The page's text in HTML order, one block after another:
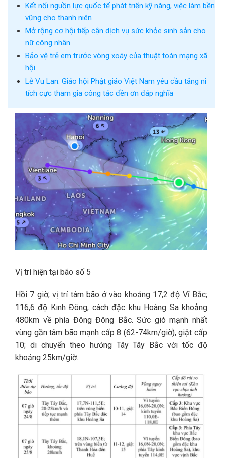
Kết nối nguồn lực quốc tế phát triển kỹ năng, việc làm bền
vững cho thanh niên
Mở rộng cơ hội tiếp cận dịch vụ sức khỏe sinh sản cho
nữ công nhân
Bảo vệ trẻ em trước vòng xoáy của thuật toán mạng xã
hội
Lễ Vu Lan: Giáo hội Phật giáo Việt Nam yêu cầu tăng ni
tích cực tham gia công tác đền ơn đáp nghĩa
Vị trí hiện tại bão số 5
Hồi 7 giờ, vị trí tâm bão ở vào khoảng 17,2 độ Vĩ Bắc;
116,6 độ Kinh Đông, cách đặc khu Hoàng Sa khoảng
480km về phía Đông Đông Bắc. Sức gió mạnh nhất
vùng gần tâm bão mạnh cấp 8 (62-74km/giờ), giật cấp
10; di chuyển theo hướng Tây Tây Bắc với tốc độ
khoảng 25km/giờ.